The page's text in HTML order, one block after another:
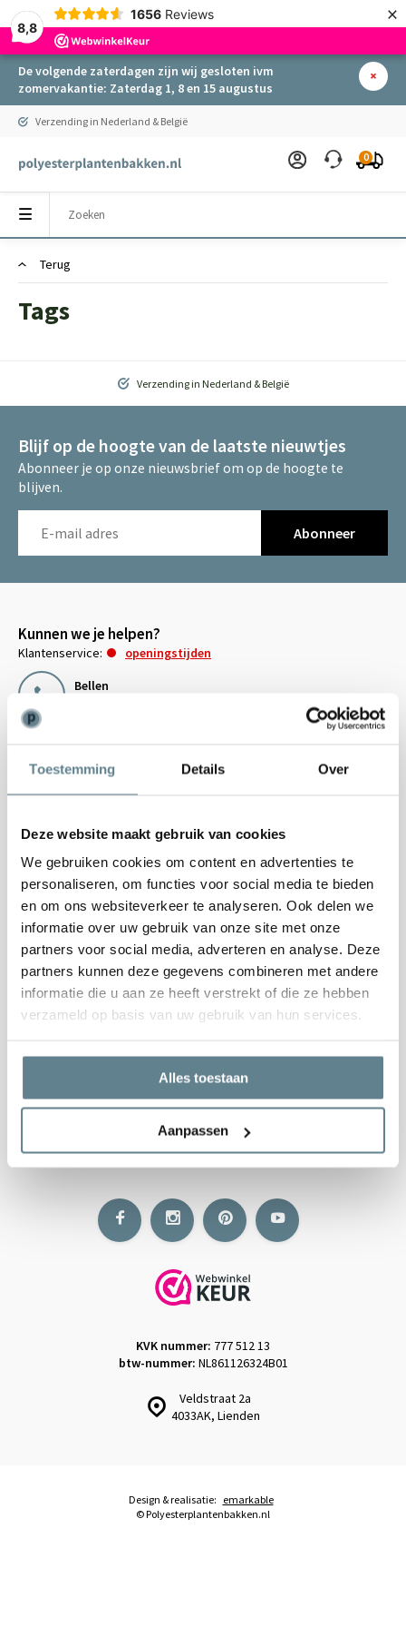
Toestemming Details Over
Deze website maakt gebruik van cookies
We gebruiken cookies om content en advertenties te
personaliseren, om functies voor social media te bieden
en om ons websiteverkeer te analyseren. Ook delen we
informatie over uw gebruik van onze site met onze
partners voor social media, adverteren en analyse. Deze
partners kunnen deze gegevens combineren met andere
informatie die u aan ze heeft verstrekt of die ze hebben
verzameld op basis van uw gebruik van hun services.
Alles toestaan
Aanpassen
8,8
1656 Reviews ×
De volgende zaterdagen zijn wij gesloten ivm
zomervakantie: Zaterdag 1, 8 en 15 augustus
Verzending in Nederland & België
0
Terug
Tags
Verzending in Nederland & België
Blijf op de hoogte van de laatste nieuwtjes
Abonneer je op onze nieuwsbrief om op de hoogte te
blijven.
Abonneer
Kunnen we je helpen?
Klantenservice:
openingstijden
Bellen
info@polyesterplantenbakken.nl
0344-228104
Informatie en Tips
Klantenservice
Categorieën
Veldstraat 2a
4033AK, Lienden
KVK nummer: 777 512 13
btw-nummer: NL861126324B01
© Polyesterplantenbakken.nl
Design & realisatie: emarkable